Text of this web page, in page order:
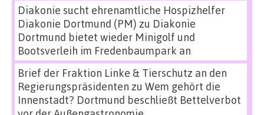
Diakonie sucht ehrenamtliche Hospizhelfer
Diakonie Dortmund (PM) zu Diakonie
Dortmund bietet wieder Minigolf und
Bootsverleih im Fredenbaumpark an
Brief der Fraktion Linke & Tierschutz an den
Regierungspräsidenten zu Wem gehört die
Innenstadt? Dortmund beschließt Bettelverbot